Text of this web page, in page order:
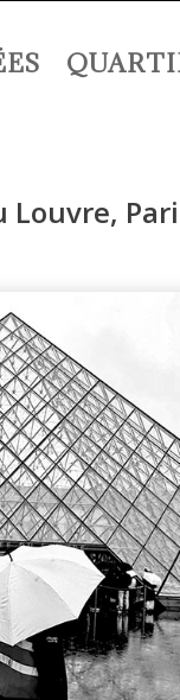
Louvre,